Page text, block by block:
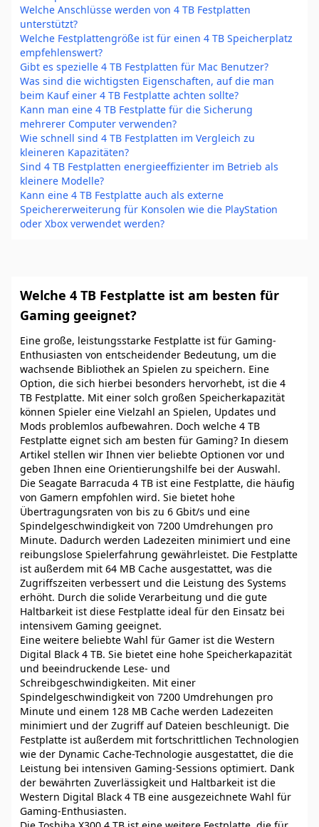
Welche Anschlüsse werden von 4 TB Festplatten
unterstützt?
Welche Festplattengröße ist für einen 4 TB Speicherplatz
empfehlenswert?
Gibt es spezielle 4 TB Festplatten für Mac Benutzer?
Was sind die wichtigsten Eigenschaften, auf die man
beim Kauf einer 4 TB Festplatte achten sollte?
Kann man eine 4 TB Festplatte für die Sicherung
mehrerer Computer verwenden?
Wie schnell sind 4 TB Festplatten im Vergleich zu
kleineren Kapazitäten?
Sind 4 TB Festplatten energieeffizienter im Betrieb als
kleinere Modelle?
Kann eine 4 TB Festplatte auch als externe
Speichererweiterung für Konsolen wie die PlayStation
oder Xbox verwendet werden?
Welche 4 TB Festplatte ist am besten für
Gaming geeignet?
Eine große, leistungsstarke Festplatte ist für Gaming-
Enthusiasten von entscheidender Bedeutung, um die
wachsende Bibliothek an Spielen zu speichern. Eine
Option, die sich hierbei besonders hervorhebt, ist die 4
TB Festplatte. Mit einer solch großen Speicherkapazität
können Spieler eine Vielzahl an Spielen, Updates und
Mods problemlos aufbewahren. Doch welche 4 TB
Festplatte eignet sich am besten für Gaming? In diesem
Artikel stellen wir Ihnen vier beliebte Optionen vor und
geben Ihnen eine Orientierungshilfe bei der Auswahl.
Die Seagate Barracuda 4 TB ist eine Festplatte, die häufig
von Gamern empfohlen wird. Sie bietet hohe
Übertragungsraten von bis zu 6 Gbit/s und eine
Spindelgeschwindigkeit von 7200 Umdrehungen pro
Minute. Dadurch werden Ladezeiten minimiert und eine
reibungslose Spielerfahrung gewährleistet. Die Festplatte
ist außerdem mit 64 MB Cache ausgestattet, was die
Zugriffszeiten verbessert und die Leistung des Systems
erhöht. Durch die solide Verarbeitung und die gute
Haltbarkeit ist diese Festplatte ideal für den Einsatz bei
intensivem Gaming geeignet.
Eine weitere beliebte Wahl für Gamer ist die Western
Digital Black 4 TB. Sie bietet eine hohe Speicherkapazität
und beeindruckende Lese- und
Schreibgeschwindigkeiten. Mit einer
Spindelgeschwindigkeit von 7200 Umdrehungen pro
Minute und einem 128 MB Cache werden Ladezeiten
minimiert und der Zugriff auf Dateien beschleunigt. Die
Festplatte ist außerdem mit fortschrittlichen Technologien
wie der Dynamic Cache-Technologie ausgestattet, die die
Leistung bei intensiven Gaming-Sessions optimiert. Dank
der bewährten Zuverlässigkeit und Haltbarkeit ist die
Western Digital Black 4 TB eine ausgezeichnete Wahl für
Gaming-Enthusiasten.